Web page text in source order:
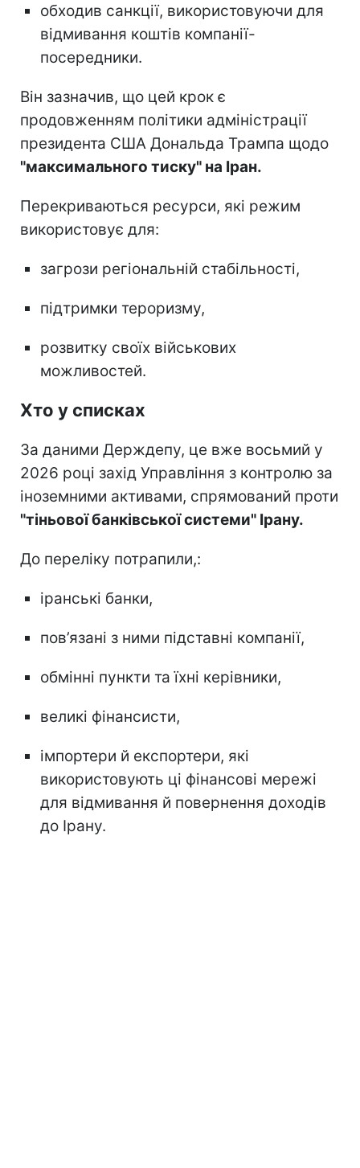
обходив санкції, використовуючи для
відмивання коштів компанії-
посередники.
Він зазначив, що цей крок є
продовженням політики адміністрації
президента США Дональда Трампа щодо
"максимального тиску" на Іран.
Перекриваються ресурси, які режим
використовує для:
загрози регіональній стабільності,
підтримки тероризму,
розвитку своїх військових
можливостей.
Хто у списках
За даними Держдепу, це вже восьмий у
2026 році захід Управління з контролю за
іноземними активами, спрямований проти
"тіньової банківської системи" Ірану.
До переліку потрапили,:
іранські банки,
пов’язані з ними підставні компанії,
обмінні пункти та їхні керівники,
великі фінансисти,
імпортери й експортери, які
використовують ці фінансові мережі
для відмивання й повернення доходів
до Ірану.